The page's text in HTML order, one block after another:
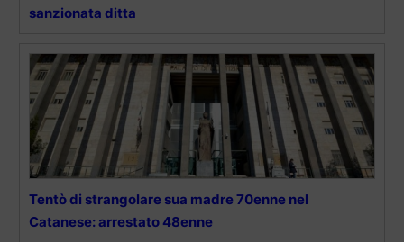
sanzionata ditta
Tentò di strangolare sua madre 70enne nel
Catanese: arrestato 48enne